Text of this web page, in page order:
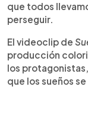
que todos
perseguir.
El videoclip de
producción
los
que los sueños